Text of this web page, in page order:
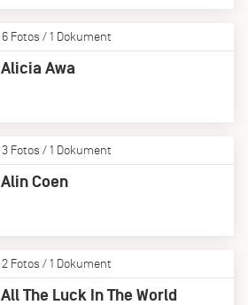
6 Fotos / 1 Dokument
Alicia Awa
3 Fotos / 1 Dokument
Alin Coen
2 Fotos / 1 Dokument
All The Luck In The World